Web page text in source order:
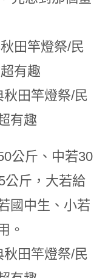
公斤、中若30
公斤，大若給
國中生、小若
。